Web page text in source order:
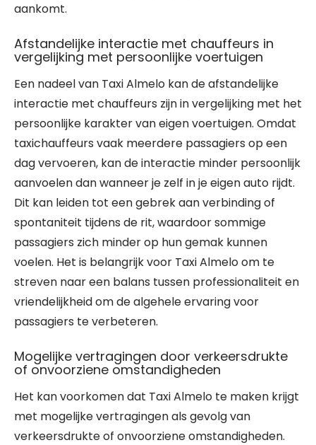
aankomt.
Afstandelijke interactie met chauffeurs in
vergelijking met persoonlijke voertuigen
Een nadeel van Taxi Almelo kan de afstandelijke
interactie met chauffeurs zijn in vergelijking met het
persoonlijke karakter van eigen voertuigen. Omdat
taxichauffeurs vaak meerdere passagiers op een
dag vervoeren, kan de interactie minder persoonlijk
aanvoelen dan wanneer je zelf in je eigen auto rijdt.
Dit kan leiden tot een gebrek aan verbinding of
spontaniteit tijdens de rit, waardoor sommige
passagiers zich minder op hun gemak kunnen
voelen. Het is belangrijk voor Taxi Almelo om te
streven naar een balans tussen professionaliteit en
vriendelijkheid om de algehele ervaring voor
passagiers te verbeteren.
Mogelijke vertragingen door verkeersdrukte
of onvoorziene omstandigheden
Het kan voorkomen dat Taxi Almelo te maken krijgt
met mogelijke vertragingen als gevolg van
verkeersdrukte of onvoorziene omstandigheden.